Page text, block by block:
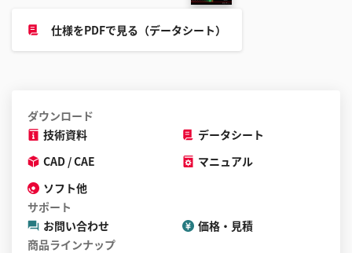
仕様をPDFで見る（データシート）
ダウンロード
技術資料
データシート
CAD / CAE
マニュアル
ソフト他
サポート
お問い合わせ
価格・見積
商品ラインナップ